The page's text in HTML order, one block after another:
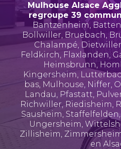
Mulhouse Alsace
regroupe 39
Bantzenheim,
Bollwiller, Bruebach,
Chalampé, Dietwiller
Feldkirch, Flaxlanden,
Heimsbrunn,
Kingersheim,
bas, Mulhouse, Niffer,
Landau, Pfastatt,
Richwiller, Riedisheim,
Sausheim, Staffelfelden,
Ungersheim,
Zillisheim,
en